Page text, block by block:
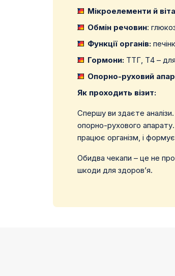
Мікроелементи й
Обмін речовин:
Функції органів:
Гормони: ТТГ, Т4 – для
Опорно-руховий
Як проходить візит:
Спершу ви здаєте
опорно-рухового
працює організм, і
Обидва чекапи – це не
шкоди для здоров’я.